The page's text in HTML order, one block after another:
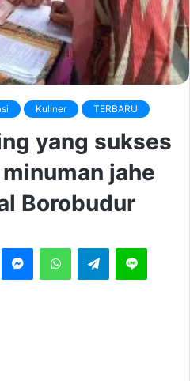
Kuliner TERBARU
yang sukses
jahe
Borobudur
MessengerWhatsAppTelegramLine